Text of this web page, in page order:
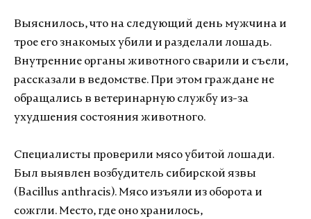
Выяснилось, что на следующий день мужчина и
трое его знакомых убили и разделали лошадь.
Внутренние органы животного сварили и съели,
рассказали в ведомстве. При этом граждане не
обращались в ветеринарную службу из-за
ухудшения состояния животного.
Специалисты проверили мясо убитой лошади.
Был выявлен возбудитель сибирской язвы
(Bacillus anthracis). Мясо изъяли из оборота и
сожгли. Место, где оно хранилось,